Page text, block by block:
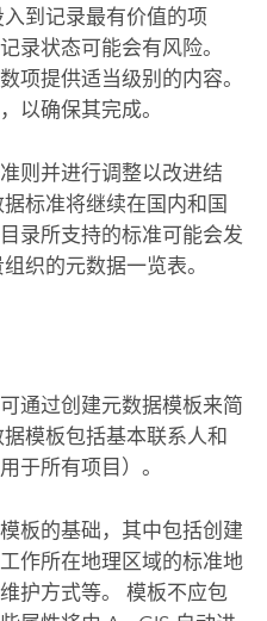
到记录最有价值的项
录状态可能会有风险。
项提供适当级别的内容。
以确保其完成。
则并进行调整以改进结
标准将继续在国内和国
录所支持的标准可能会发
织的元数据一览表。
通过创建元数据模板来简
模板包括基本联系人和
于所有项目）。
板的基础，其中包括创建
作所在地理区域的标准地
护方式等。 模板不应包